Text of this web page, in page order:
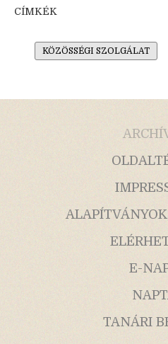
CÍMKÉK
KÖZÖSSÉGI SZOLGÁLAT
E-
TANÁRI